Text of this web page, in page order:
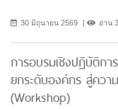
30 มิถุนายน 2569 อ่าน
การอบรมเชิงปฏิบัติก
ยกระดับองค์กร สู่ควา
(Workshop)